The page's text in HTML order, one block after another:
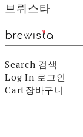
브뤼스타
Search 검색
Log In 로그인
Cart장바구니